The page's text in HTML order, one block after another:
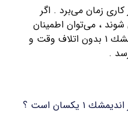
حدوداً بین ۷ تا ۱۰ روز کاری زمان می‌برد . اگر
، می‌توان اطمینان
داشت که تاسیس شرکت در انديمشك ۱ بدون اتلاف وقت و
.
یکسان است ؟